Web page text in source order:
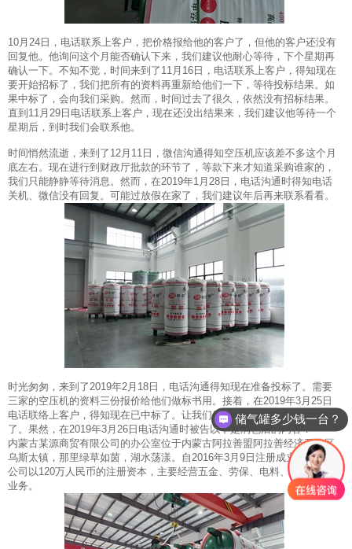
10月24日，电话联系上客户，把价格报给他的客户了，但他的客户还没有
回复他。他询问这个月能否确认下来，我们建议他耐心等待，下个星期再
确认一下。不知不觉，时间来到了11月16日，电话联系上客户，得知现在
要开始招标了，我们把所有的资料再重新给他们一下，等待投标结果。如
果中标了，会向我们采购。然而，时间过去了很久，依然没有招标结果。
直到11月29日电话联系上客户，现在还没出结果来，我们建议他等待一个
星期后，到时我们会联系他。
时间悄然流逝，来到了12月11日，微信沟通得知空压机应该差不多这个月
底左右。现在进行到财政厅批款的环节了，等款下来才知道采购谁家的，
我们只能静静等待消息。然而，在2019年1月28日，电话沟通时得知电话
关机、微信没有回复。可能过放假在家了，我们建议年后再来联系看看。
时光匆匆，来到了2019年2月18日，电话沟通得知现在准备投标了。需要
三家的空压机的资料三份报价给他们做标书用。接着，在2019年3月25日
电话联络上客户，得知现在已中标了。让我们做份合同给他们准备采购
了。果然，在2019年3月26日电话沟通时被告以下是润色后的内容：
内蒙古某源商贸有限公司的办公室位于内蒙古阿拉善盟阿拉善经济开发区
乌斯太镇，那里绿草如茵，湖水荡漾。自2016年3月9日注册成立以来，该
公司以120万人民币的注册资本，主要经营五金、劳保、电料、煤炭的销售
业务。
储气罐多少钱一台？